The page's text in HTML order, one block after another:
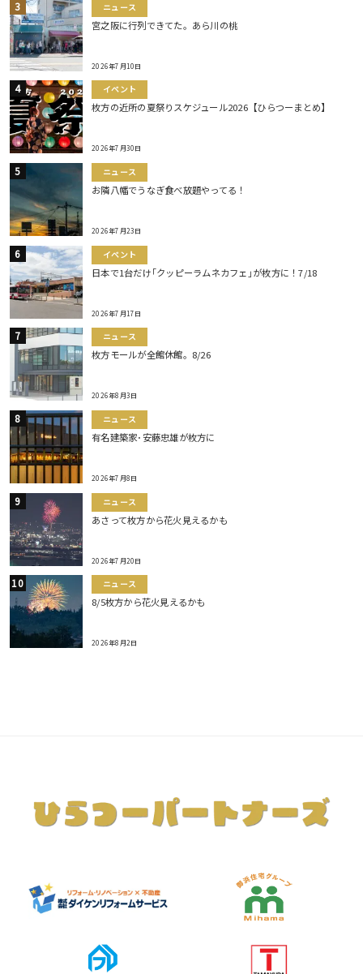
ニュース
宮之阪に行列できてた。あら川の桃
2026年7月10日
イベント
枚方の近所の夏祭りスケジュール2026【ひらつーまとめ】
2026年7月30日
ニュース
お隣八幡でうなぎ食べ放題やってる！
2026年7月23日
イベント
日本で1台だけ｢クッピーラムネカフェ｣が枚方に！7/18
2026年7月17日
ニュース
枚方モールが全館休館。8/26
2026年8月3日
ニュース
有名建築家･安藤忠雄が枚方に
2026年7月8日
ニュース
あさって枚方から花火見えるかも
2026年7月20日
ニュース
8/5枚方から花火見えるかも
2026年8月2日